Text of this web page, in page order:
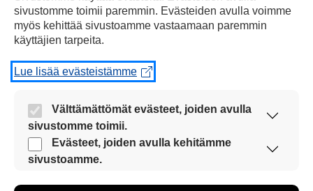
Lähes 70 000 suomalaista pelaa salibandya.
sivustomme toimii paremmin. Evästeiden avulla voimme
myös kehittää sivustoamme vastaamaan paremmin
käyttäjien tarpeita.
Lue lisää evästeistämme
Välttämättömät evästeet, joiden avulla
sivustomme toimii.
Nämä evästeet ovat aina käytössä, jotta
sivustoamme voi käyttää sujuvasti ja turvallisesti.
Evästeet, joiden avulla kehitämme
sivustoamme.